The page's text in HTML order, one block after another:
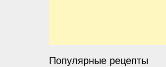
Популярные рецепты